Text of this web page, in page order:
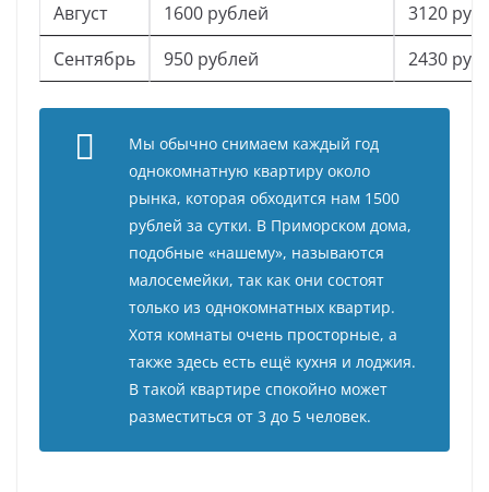
Август
1600 рублей
3120
Сентябрь
950 рублей 2430
Мы обычно снимаем каждый год
однокомнатную квартиру около
рынка, которая обходится нам 1500
рублей за сутки. В Приморском дома,
подобные «нашему», называются
малосемейки, так как они состоят
только из однокомнатных квартир.
Хотя комнаты очень просторные, а
также здесь есть ещё кухня и лоджия.
В такой квартире спокойно может
разместиться от 3 до 5 человек.